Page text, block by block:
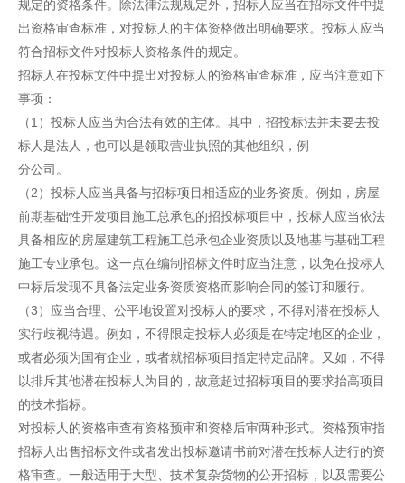
规定的资格条件。除法律法规规定外，招标人应当在招标文件中提
出资格审查标准，对投标人的主体资格做出明确要求。投标人应当
符合招标文件对投标人资格条件的规定。
招标人在投标文件中提出对投标人的资格审查标准，应当注意如下
事项：
（1）投标人应当为合法有效的主体。其中，招投标法并未要去投
标人是法人，也可以是领取营业执照的其他组织，例
分公司。
（2）投标人应当具备与招标项目相适应的业务资质。例如，房屋
前期基础性开发项目施工总承包的招投标项目中，投标人应当依法
具备相应的房屋建筑工程施工总承包企业资质以及地基与基础工程
施工专业承包。这一点在编制招标文件时应当注意，以免在投标人
中标后发现不具备法定业务资质资格而影响合同的签订和履行。
（3）应当合理、公平地设置对投标人的要求，不得对潜在投标人
实行歧视待遇。例如，不得限定投标人必须是在特定地区的企业，
或者必须为国有企业，或者就招标项目指定特定品牌。又如，不得
以排斥其他潜在投标人为目的，故意超过招标项目的要求抬高项目
的技术指标。
对投标人的资格审查有资格预审和资格后审两种形式。资格预审指
招标人出售招标文件或者发出投标邀请书前对潜在投标人进行的资
格审查。一般适用于大型、技术复杂货物的公开招标，以及需要公